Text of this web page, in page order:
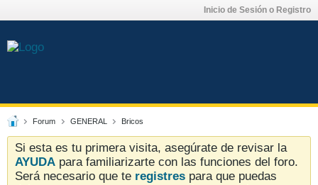
Inicio de Sesión o Registro
Forum GENERAL Bricos
Si esta es tu primera visita, asegúrate de revisar la
AYUDA para familiarizarte con las funciones del foro.
Será necesario que te registres para que puedas